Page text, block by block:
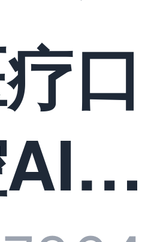
机
现
口